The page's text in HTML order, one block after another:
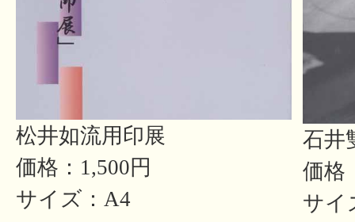
松井如流用印展
価格：1,500円
サイズ：A4
石井
価格
サイ